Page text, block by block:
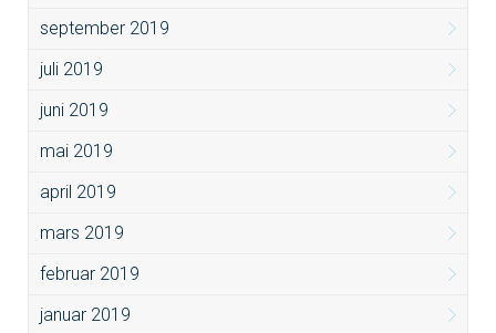
september 2019
juli 2019
juni 2019
mai 2019
april 2019
mars 2019
februar 2019
januar 2019